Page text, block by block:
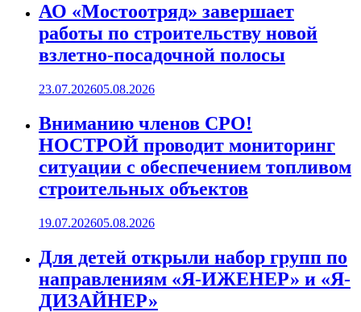
АО «Мостоотряд» завершает
работы по строительству новой
взлетно-посадочной полосы
23.07.202605.08.2026
Вниманию членов СРО!
НОСТРОЙ проводит мониторинг
ситуации с обеспечением топливом
строительных объектов
19.07.202605.08.2026
Для детей открыли набор групп по
направлениям «Я-ИЖЕНЕР» и «Я-
ДИЗАЙНЕР»